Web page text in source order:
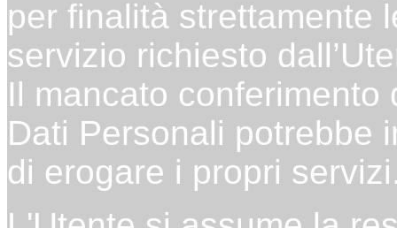
per finalità strettamente
servizio richiesto
Il mancato conferimento
Dati Personali potrebbe
di erogare i propri